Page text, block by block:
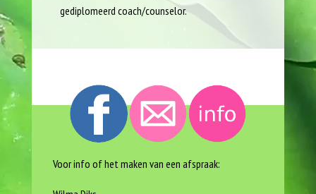
gediplomeerd coach/counselor.
Voor info of het maken van een afspraak: